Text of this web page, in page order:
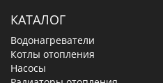
КАТАЛОГ
Водонагреватели
Котлы отопления
Насосы